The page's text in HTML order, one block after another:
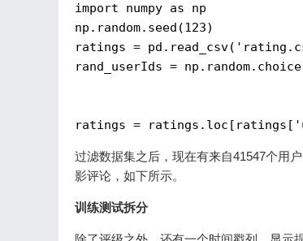
import numpy as np
np.random.seed(123)
ratings = pd.read_csv(
rand_userIds =
ratings = ratings.loc[ratings[
过滤数据集之后，现在有来自41547个用
影评论，如下所示。
训练测试拆分